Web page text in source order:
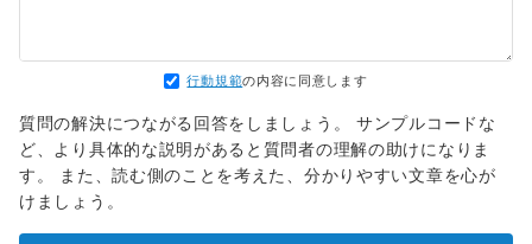
行動規範の内容に同意します
質問の解決につながる回答をしましょう。 サンプルコードな
ど、より具体的な説明があると質問者の理解の助けになりま
す。 また、読む側のことを考えた、分かりやすい文章を心が
けましょう。